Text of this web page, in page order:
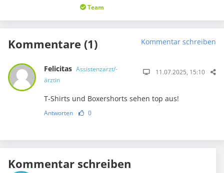
Team
Kommentare (1) Kommentar schreiben
Felicitas Assistenzarzt/-
ärztin
11.07.2025, 15:10
T-Shirts und Boxershorts sehen top aus!
Antworten 0
Kommentar schreiben